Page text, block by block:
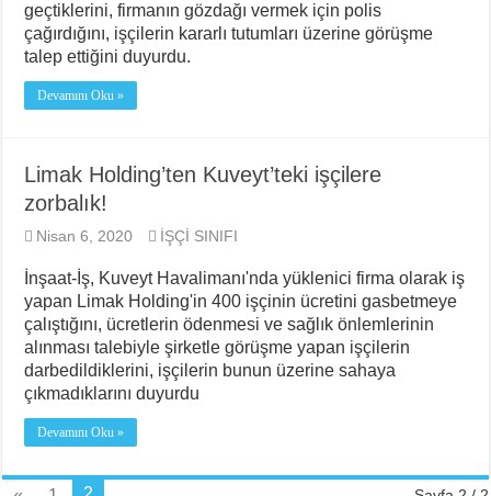
geçtiklerini, firmanın gözdağı vermek için polis
çağırdığını, işçilerin kararlı tutumları üzerine görüşme
talep ettiğini duyurdu.
Devamını Oku »
Limak Holding’ten Kuveyt’teki işçilere
zorbalık!
Nisan 6, 2020 İŞÇİ SINIFI
İnşaat-İş, Kuveyt Havalimanı'nda yüklenici firma olarak iş
yapan Limak Holding'in 400 işçinin ücretini gasbetmeye
çalıştığını, ücretlerin ödenmesi ve sağlık önlemlerinin
alınması talebiyle şirketle görüşme yapan işçilerin
darbedildiklerini, işçilerin bunun üzerine sahaya
çıkmadıklarını duyurdu
Devamını Oku »